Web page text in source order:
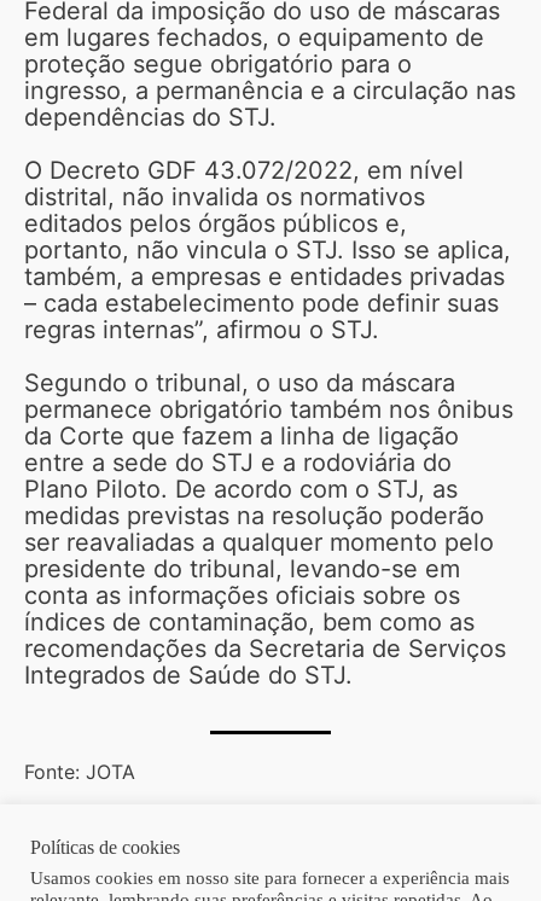
Federal da imposição do uso de máscaras
em lugares fechados, o equipamento de
proteção segue obrigatório para o
ingresso, a permanência e a circulação nas
dependências do STJ.
O Decreto GDF 43.072/2022, em nível
distrital, não invalida os normativos
editados pelos órgãos públicos e,
portanto, não vincula o STJ. Isso se aplica,
também, a empresas e entidades privadas
– cada estabelecimento pode definir suas
regras internas”, afirmou o STJ.
Segundo o tribunal, o uso da máscara
permanece obrigatório também nos ônibus
da Corte que fazem a linha de ligação
entre a sede do STJ e a rodoviária do
Plano Piloto. De acordo com o STJ, as
medidas previstas na resolução poderão
ser reavaliadas a qualquer momento pelo
presidente do tribunal, levando-se em
conta as informações oficiais sobre os
índices de contaminação, bem como as
recomendações da Secretaria de Serviços
Integrados de Saúde do STJ.
Fonte: JOTA
Copyright © 2026 | Homero Costa Advogados
Políticas de cookies
Usamos cookies em nosso site para fornecer a experiência mais